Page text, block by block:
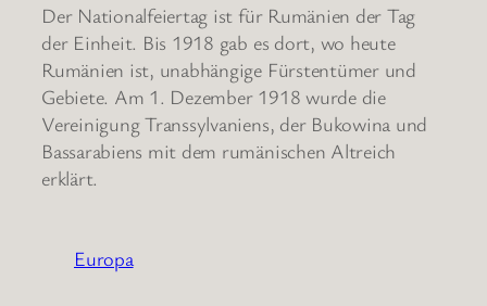
Der Nationalfeiertag ist für Rumänien der Tag
der Einheit. Bis 1918 gab es dort, wo heute
Rumänien ist, unabhängige Fürstentümer und
Gebiete. Am 1. Dezember 1918 wurde die
Vereinigung Transsylvaniens, der Bukowina und
Bassarabiens mit dem rumänischen Altreich
erklärt.
Europa